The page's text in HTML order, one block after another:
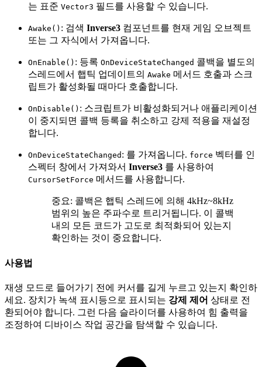
는 표준 Vector3 필드를 사용할 수 있습니다.
Awake() : 검색 Inverse3 컴포넌트를 현재 게임 오브젝트
또는 그 자식에서 가져옵니다.
OnEnable() : 등록 OnDeviceStateChanged 콜백을 별도의
스레드에서 햅틱 업데이트의 Awake 메서드 호출과 스크
립트가 활성화될 때마다 호출합니다.
OnDisable() : 스크립트가 비활성화되거나 애플리케이션
이 중지되면 콜백 등록을 취소하고 강제 적용을 재설정
합니다.
OnDeviceStateChanged : 를 가져옵니다. force 벡터를 인
스펙터 창에서 가져와서 Inverse3 를 사용하여
CursorSetForce 메서드를 사용합니다.
중요: 콜백은 햅틱 스레드에 의해 4kHz~8kHz
범위의 높은 주파수로 트리거됩니다. 이 콜백
내의 모든 코드가 고도로 최적화되어 있는지
확인하는 것이 중요합니다.
사용법
재생 모드로 들어가기 전에 커서를 길게 누르고 있는지 확인하
세요. 장치가 녹색 표시등으로 표시되는 강제 제어 상태로 전
환되어야 합니다. 그런 다음 슬라이더를 사용하여 힘 출력을
조정하여 디바이스 작업 공간을 탐색할 수 있습니다.